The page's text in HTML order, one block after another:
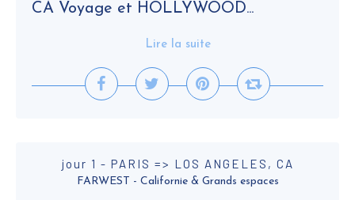
CA Voyage et HOLLYWOOD...
Lire la suite
jour 1 - PARIS => LOS ANGELES, CA
FARWEST - Californie & Grands espaces